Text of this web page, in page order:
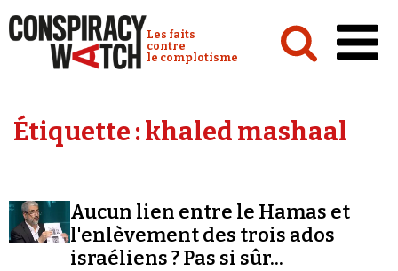
Conspiracy Watch :
Les faits
contre
le complotisme
Analyses
Vidéos
Émissions
Étiquette :khaled mashaal
Aucun lien entre le Hamas et
l'enlèvement des trois ados
israéliens ? Pas si sûr...